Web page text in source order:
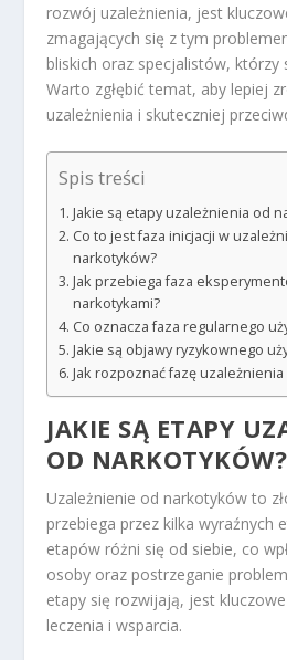
rozwój uzależnienia, jest
zmagających się z tym
bliskich oraz specjalistów,
Warto zgłębić temat, aby lepiej
uzależnienia i skuteczniej
Spis treści
Jakie są etapy uzależnienia od
Co to jest faza inicjacji w
narkotyków?
Jak przebiega faza
narkotykami?
Co oznacza faza regularnego
Jakie są objawy ryzykownego
Jak rozpoznać fazę
JAKIE SĄ ETAPY
OD NARKOTYKÓW?
Uzależnienie od narkotyków to
przebiega przez kilka wyraźnych
etapów różni się od siebie, co
osoby oraz postrzeganie
etapy się rozwijają, jest
leczenia i wsparcia.